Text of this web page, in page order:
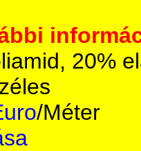
20%
/Méter